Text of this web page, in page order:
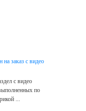
заказ с видео
с видео
по
...